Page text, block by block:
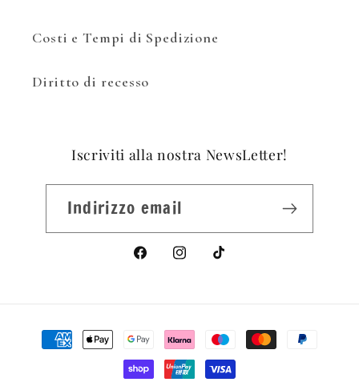
Costi e Tempi di Spedizione
Diritto di recesso
Iscriviti alla nostra NewsLetter!
Indirizzo email
FacebookInstagramTikTok
Metodi
di